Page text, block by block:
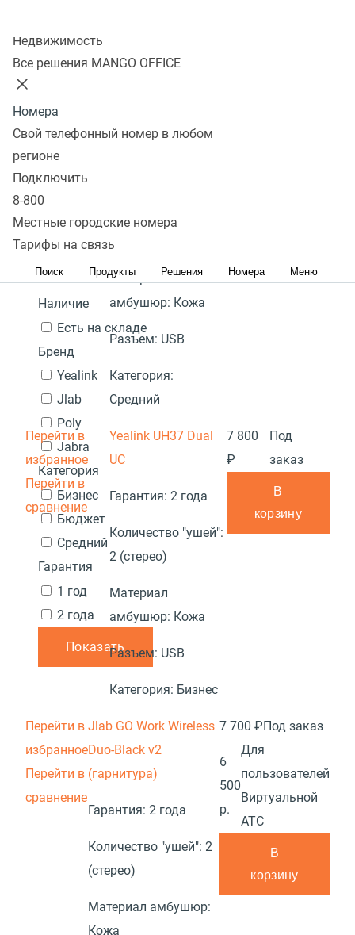
Недвижимость
Все решения MANGO OFFICE
Номера
Свой телефонный номер в любом
регионе
Подключить
8-800
Местные городские номера
Тарифы на связь
Поиск Продукты Решения Номера Меню
В избранном 0 товаров
Сбросить
USB гарнитура
Популярные
дешевые
Акция
Цена,
-
Наличие
Есть на складе
Бренд
Yealink
Jlab
Poly
Jabra
Категория
Бизнес
Бюджет
Средний
Гарантия
1 год
2 года
Показать
Перейти в
избранное
сравнение
Количество "ушей":
2 (стерео)
Материал
амбушюр: Кожа
Разъем: USB
Категория:
Средний
Перейти в
избранное
Перейти в
сравнение
Yealink UH37 Dual
UC
Гарантия: 2 года
Количество "ушей":
2 (стерео)
Материал
амбушюр: Кожа
Разъем: USB
Категория: Бизнес
7 800
₽
Под
заказ
В
корзину
Перейти в
избранное
Перейти в
сравнение
Jlab GO Work Wireless
Duo-Black v2
(гарнитура)
Гарантия: 2 года
Количество "ушей": 2
(стерео)
Материал амбушюр:
Кожа
7 700 ₽Под заказ
6
500
р.
Для
пользователей
Виртуальной
АТС
В
корзину